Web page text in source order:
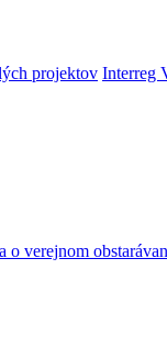
projektov Interreg
o verejnom